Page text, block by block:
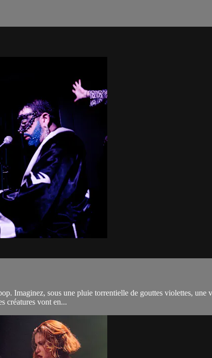
Imaginez, sous une pluie torrentielle de gouttes violettes,
créatures vont en...